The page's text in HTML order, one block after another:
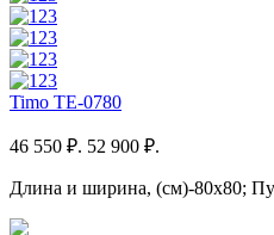
Timo TE-0780
46 550 ₽. 52 900 ₽.
Длина и ширина, (см)-80x80;